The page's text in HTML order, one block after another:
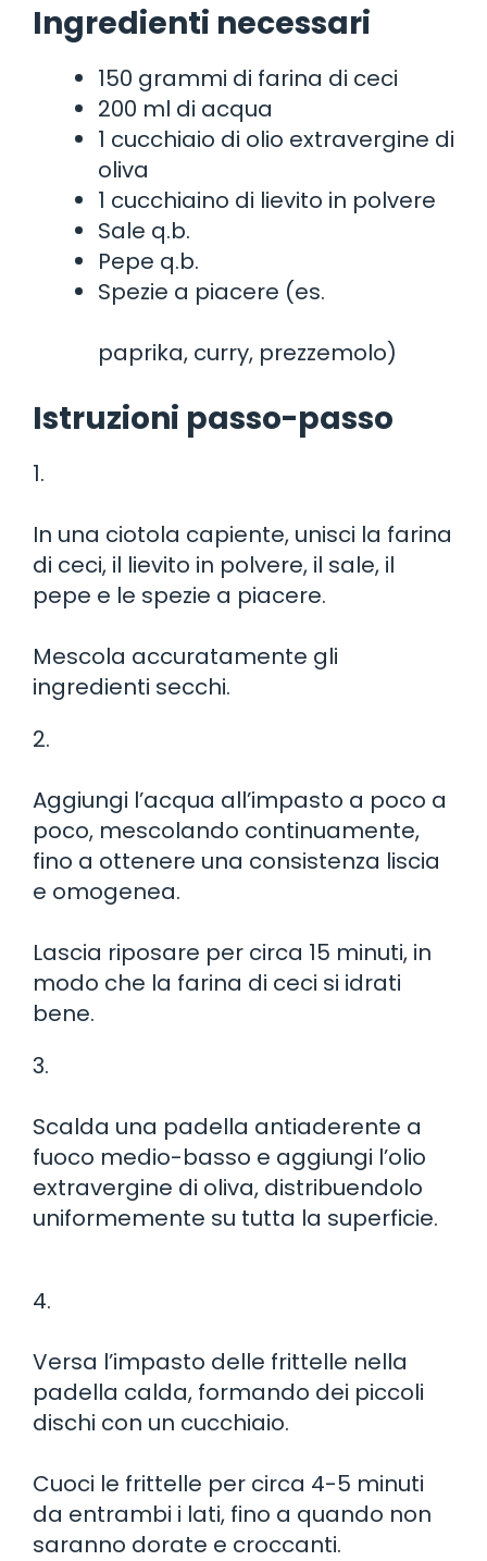
Ingredienti necessari
150 grammi di farina di ceci
200 ml di acqua
1 cucchiaio di olio extravergine di
oliva
1 cucchiaino di lievito in polvere
Sale q.b.
Pepe q.b.
Spezie a piacere (es.
paprika, curry, prezzemolo)
Istruzioni passo-passo
1.
In una ciotola capiente, unisci la farina
di ceci, il lievito in polvere, il sale, il
pepe e le spezie a piacere.
Mescola accuratamente gli
ingredienti secchi.
2.
Aggiungi l’acqua all’impasto a poco a
poco, mescolando continuamente,
fino a ottenere una consistenza liscia
e omogenea.
Lascia riposare per circa 15 minuti, in
modo che la farina di ceci si idrati
bene.
3.
Scalda una padella antiaderente a
fuoco medio-basso e aggiungi l’olio
extravergine di oliva, distribuendolo
uniformemente su tutta la superficie.
4.
Versa l’impasto delle frittelle nella
padella calda, formando dei piccoli
dischi con un cucchiaio.
Cuoci le frittelle per circa 4-5 minuti
da entrambi i lati, fino a quando non
saranno dorate e croccanti.